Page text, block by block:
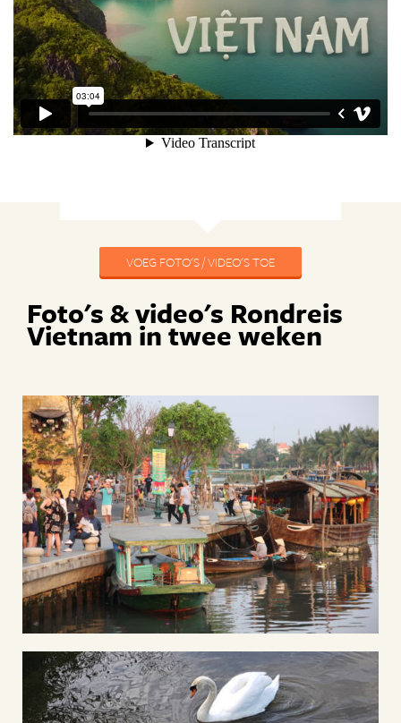
VOEG FOTO'S / VIDEO'S TOE
Foto's & video's Rondreis
Vietnam in twee weken